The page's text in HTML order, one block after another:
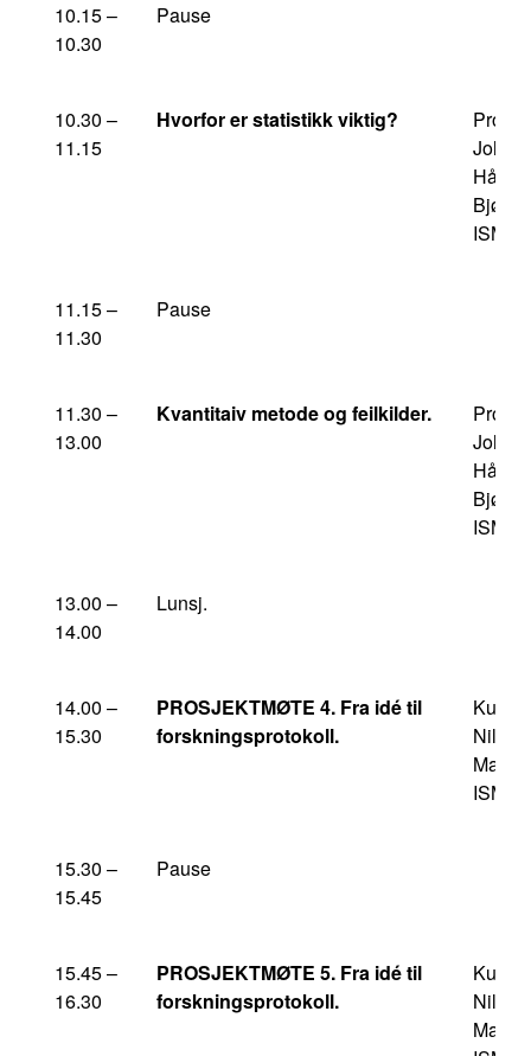
10.15 –
10.30
Pause
10.30 –
11.15
Hvorfor er statistikk viktig?
Johan
Håkon
ISM/
11.15 –
11.30
Pause
11.30 –
13.00
Kvantitaiv metode og feilkilder.
Johan
Håkon
ISM/
13.00 –
14.00
Lunsj.
14.00 –
15.30
PROSJEKTMØTE 4. Fra idé til
forskningsprotokoll.
Nils
ISM/
15.30 –
15.45
Pause
15.45 –
16.30
PROSJEKTMØTE 5. Fra idé til
forskningsprotokoll.
Nils